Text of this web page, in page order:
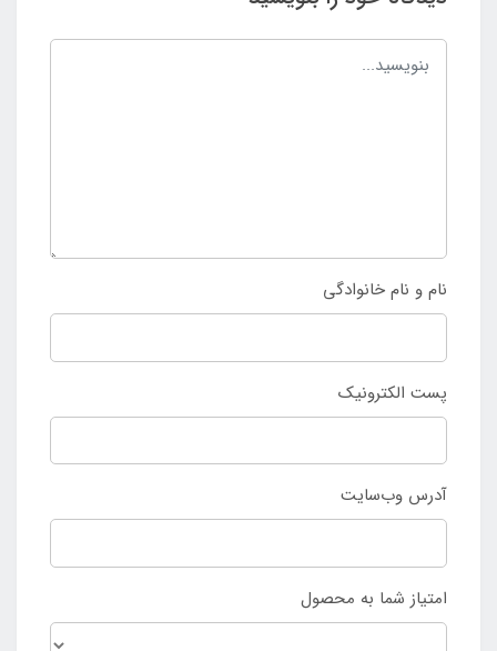
نام و نام خانوادگی
پست الکترونیک
آدرس وب‌سایت
امتیاز شما به محصول